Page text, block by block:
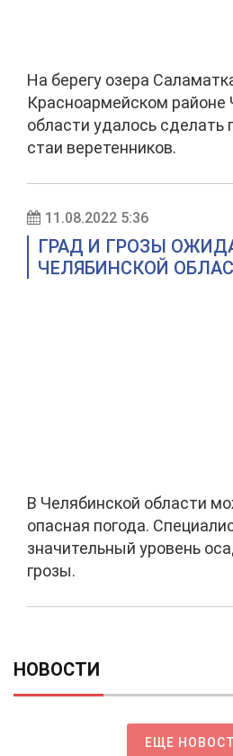
На берегу озера
Красноармейском районе
области удалось сделать
стаи веретенников.
11.08.2022 5:36
ГРАД И ГРОЗЫ
ЧЕЛЯБИНСКОЙ
В Челябинской области
опасная погода.
значительный уровень
грозы.
НОВОСТИ
ЕЩЕ